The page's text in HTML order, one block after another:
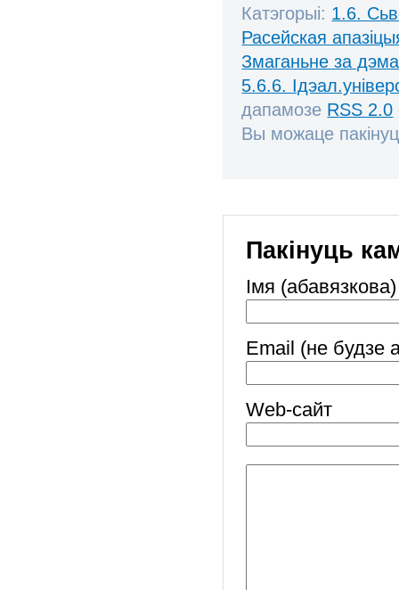
Катэгорыі: 1.6.
Расейская
Змаганьне за
5.6.6.
дапамозе RSS 2.0
Вы можаце
Пакінуць
Імя (абавязкова)
Email (не будзе
Web-cайт